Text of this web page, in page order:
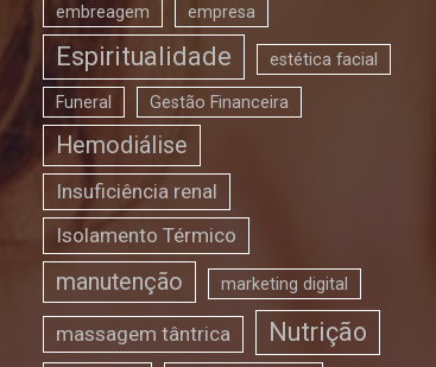
embreagem empresa
Espiritualidade estética facial
Funeral Gestão Financeira
Hemodiálise
Insuficiência renal
Isolamento Térmico
manutenção marketing digital
massagem tântrica Nutrição